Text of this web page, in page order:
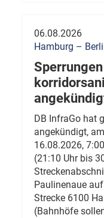
06.08.2026
Hamburg –
DB InfraGo hat
angekündigt,
16.08.2026,
(21:10 Uhr bis
Paulinenaue
Strecke 6100
(Bahnhöfe